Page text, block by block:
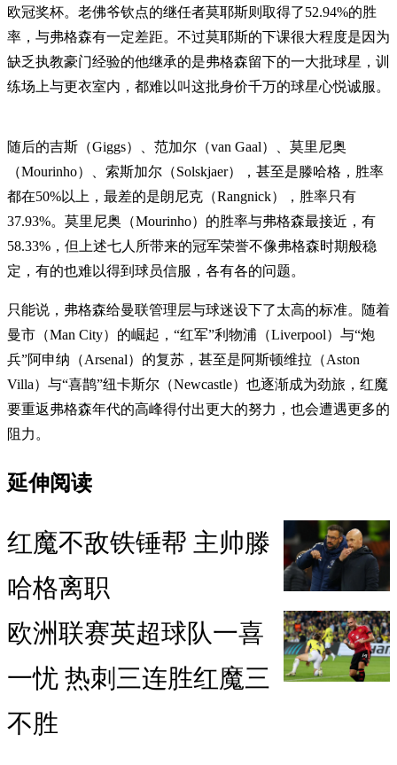
欧冠奖杯。老佛爷钦点的继任者莫耶斯则取得了52.94%的胜
率，与弗格森有一定差距。不过莫耶斯的下课很大程度是因为
缺乏执教豪门经验的他继承的是弗格森留下的一大批球星，训
练场上与更衣室内，都难以叫这批身价千万的球星心悦诚服。
随后的吉斯（Giggs）、范加尔（van Gaal）、莫里尼奥
（Mourinho）、索斯加尔（Solskjaer），甚至是滕哈格，胜率
都在50%以上，最差的是朗尼克（Rangnick），胜率只有
37.93%。莫里尼奥（Mourinho）的胜率与弗格森最接近，有
58.33%，但上述七人所带来的冠军荣誉不像弗格森时期般稳
定，有的也难以得到球员信服，各有各的问题。
只能说，弗格森给曼联管理层与球迷设下了太高的标准。随着
曼市（Man City）的崛起，“红军”利物浦（Liverpool）与“炮
兵”阿申纳（Arsenal）的复苏，甚至是阿斯顿维拉（Aston
Villa）与“喜鹊”纽卡斯尔（Newcastle）也逐渐成为劲旅，红魔
要重返弗格森年代的高峰得付出更大的努力，也会遭遇更多的
阻力。
延伸阅读
红魔不敌铁锤帮 主帅滕
哈格离职
欧洲联赛英超球队一喜
一忧 热刺三连胜红魔三
不胜